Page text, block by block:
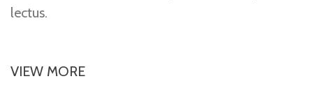
lectus.
VIEW MORE